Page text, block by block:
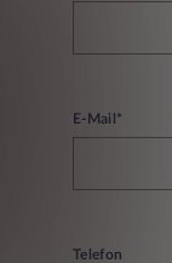
E-Mail*
Telefon